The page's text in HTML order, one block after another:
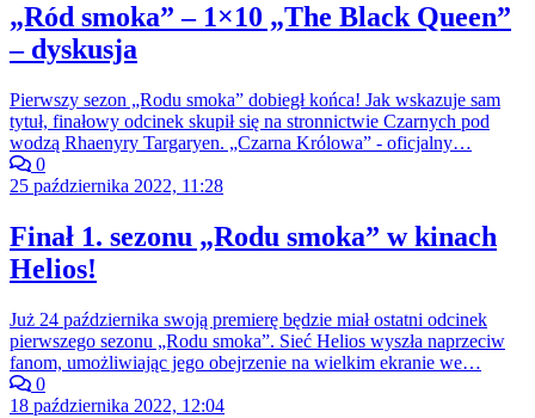
„Ród smoka” – 1×10 „The Black Queen”
– dyskusja
Pierwszy sezon „Rodu smoka” dobiegł końca! Jak wskazuje sam
tytuł, finałowy odcinek skupił się na stronnictwie Czarnych pod
wodzą Rhaenyry Targaryen. „Czarna Królowa” - oficjalny…
0
25 października 2022, 11:28
Finał 1. sezonu „Rodu smoka” w kinach
Helios!
Już 24 października swoją premierę będzie miał ostatni odcinek
pierwszego sezonu „Rodu smoka”. Sieć Helios wyszła naprzeciw
fanom, umożliwiając jego obejrzenie na wielkim ekranie we…
0
18 października 2022, 12:04